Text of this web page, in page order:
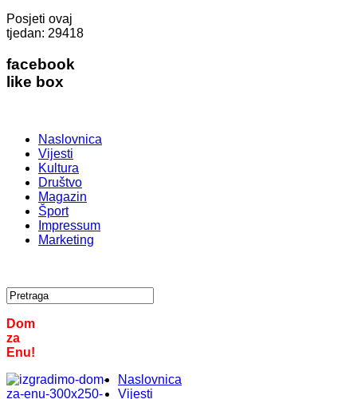
Posjeti ovaj
tjedan: 29418
facebook
like box
Naslovnica
Vijesti
Kultura
Društvo
Magazin
Šport
Impressum
Marketing
Dom
za
Enu!
Naslovnica
Vijesti